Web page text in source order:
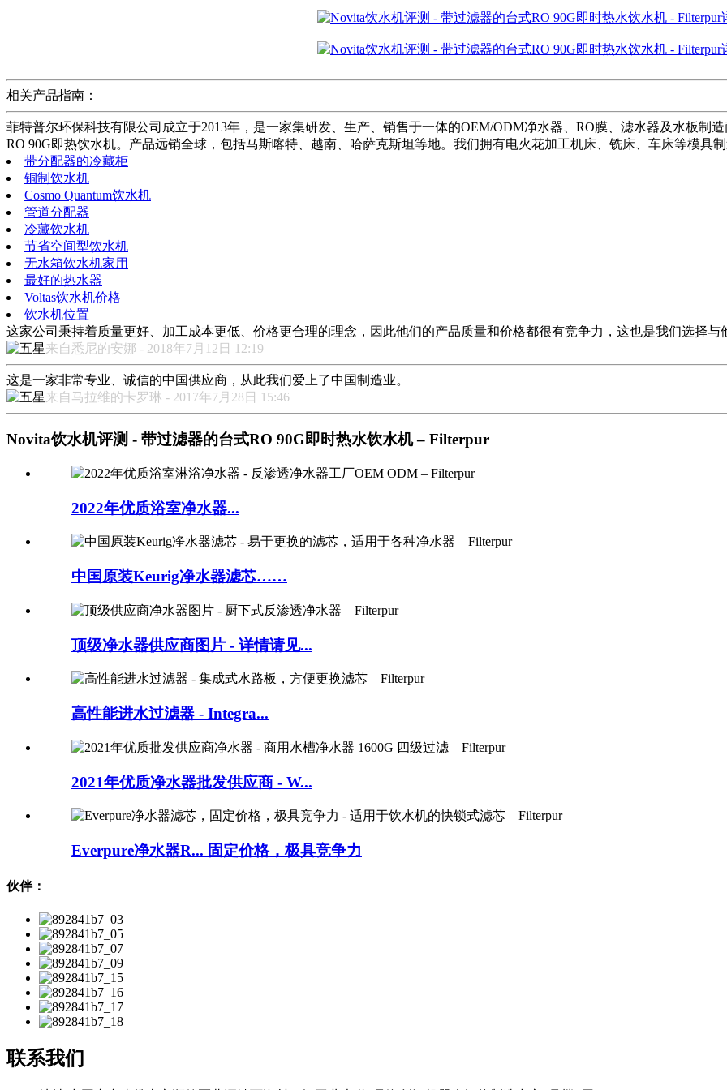
相关产品指南：
菲特普尔环保科技有限公司成立于2013年，是一家集研发、生产、销售于一体的OEM/ODM净水器、RO膜、滤水器及水板
RO 90G即热饮水机。产品远销全球，包括马斯喀特、越南、哈萨克斯坦等地。我们拥有电火花加工机床、铣床、车床等模具
带分配器的冷藏柜
铜制饮水机
Cosmo Quantum饮水机
管道分配器
冷藏饮水机
节省空间型饮水机
无水箱饮水机家用
最好的热水器
Voltas饮水机价格
饮水机位置
这家公司秉持着质量更好、加工成本更低、价格更合理的理念，因此他们的产品质量和价格都很有竞争力，这也是我们选择与
来自悉尼的安娜 - 2018年7月12日 12:19
这是一家非常专业、诚信的中国供应商，从此我们爱上了中国制造业。
来自马拉维的卡罗琳 - 2017年7月28日 15:46
Novita饮水机评测 - 带过滤器的台式RO 90G即时热水饮水机 – Filterpur
2022年优质浴室净水器...
中国原装Keurig净水器滤芯……
顶级净水器供应商图片 - 详情请见...
高性能进水过滤器 - Integra...
2021年优质净水器批发供应商 - W...
Everpure净水器R... 固定价格，极具竞争力
伙伴：
联系我们